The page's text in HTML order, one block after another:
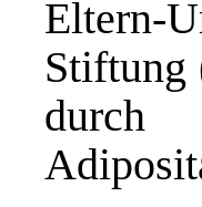
Eltern-
Stiftung